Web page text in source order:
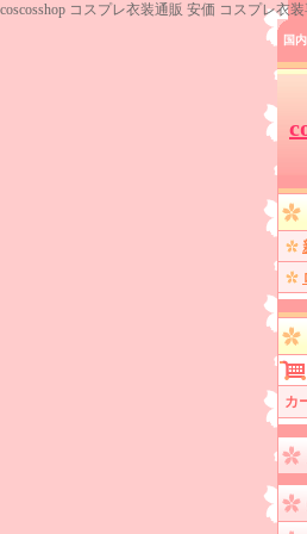
coscosshop コスプレ衣装通販 安価 コスプレ
国
カ